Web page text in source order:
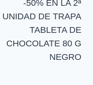
-50% EN LA 2ª
UNIDAD DE TRAPA
TABLETA DE
CHOCOLATE 80 G
NEGRO